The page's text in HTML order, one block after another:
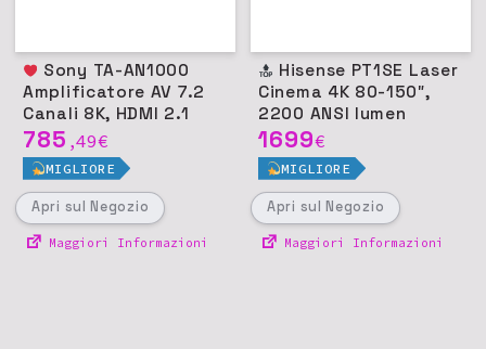
Amplificatore AV 7.2
Canali 8K, HDMI 2.1
785 ,49€
MIGLIORE
Apri sul Negozio
Maggiori Informazioni
Cinema 4K 80-150″,
2200 ANSI lumen
1699€
MIGLIORE
Apri sul Negozio
Maggiori Informazioni